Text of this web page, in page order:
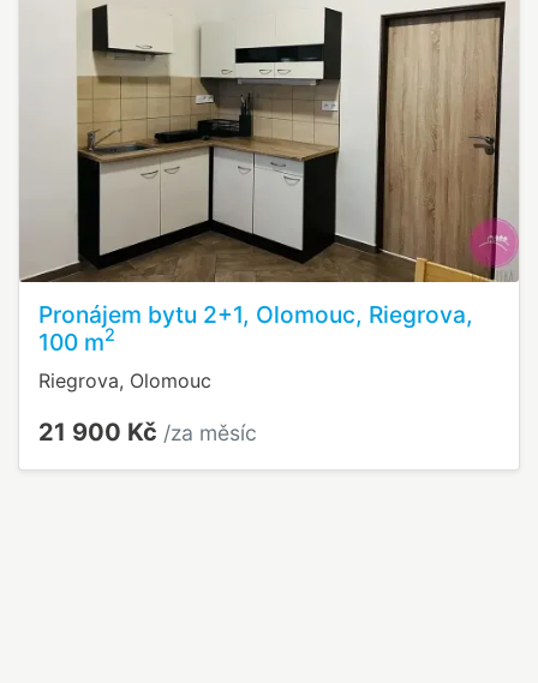
Pronájem bytu 2+1, Olomouc, Riegrova,
100 m2
Riegrova, Olomouc
21 900 Kč /za měsíc